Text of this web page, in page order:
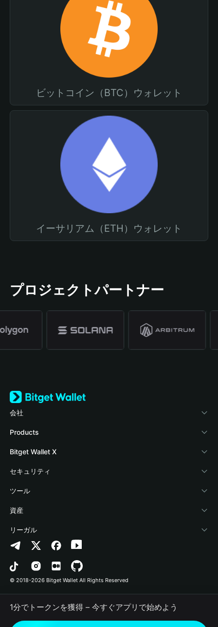
ビットコイン（BTC）ウォレット
イーサリアム（ETH）ウォレット
プロジェクトパートナー
会社
Bitget Walletについて
ブログ
アカデミー
暗号資産ニュース
Help Center
お問い合わせ
ブランドリソース
キャリア
Products
Crypto Card
Stablecoin Earn
Payfi Crypto
Crypto Swap API
Altcoin Season Index
Prediction Markets
DApp
RWA
Bitget Wallet X
デベロッパー
ウォレットを接続
Bitget Wallet Pay
プロジェクトを掲載
セキュリティ
保護基金
セキュリティ技術
ツール
暗号資産を購入
認証検出
コントラクト検出
一括送金
資産
Arbitrum
Avalanche
Bitcoin
Polygon
リーガル
プライバシーポリシー
利用規約
© 2018-2026 Bitget Wallet All Rights Reserved
1分でトークンを獲得 – 今すぐアプリで始めよう